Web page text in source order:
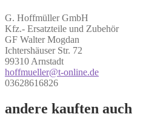
G. Hoffmüller GmbH
Kfz.- Ersatzteile und Zubehör
GF Walter Mogdan
Ichtershäuser Str. 72
99310 Arnstadt
hoffmueller@t-online.de
03628616826
andere kauften auch